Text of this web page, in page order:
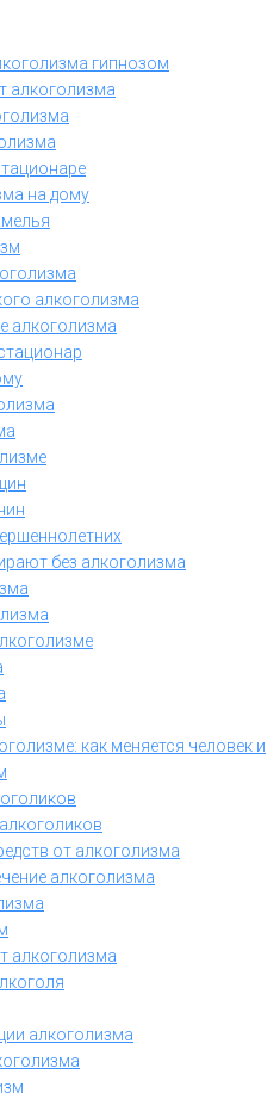
гипнозом
алкоголизма
на дому
алкоголизма
алкоголизма
без алкоголизма
как меняется человек и
от алкоголизма
алкоголизма
алкоголизма
алкоголизма